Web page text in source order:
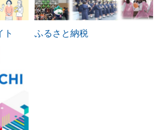
ト ふるさと納税